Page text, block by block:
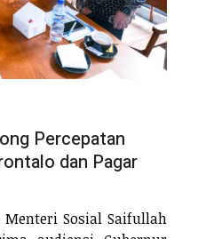
Percepatan
dan Pagar
Menteri Sosial Saifullah